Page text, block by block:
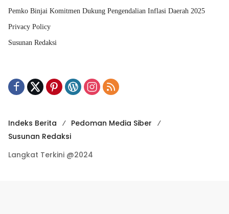
Pemko Binjai Komitmen Dukung Pengendalian Inflasi Daerah 2025
Privacy Policy
Susunan Redaksi
Indeks Berita
Pedoman Media Siber
Susunan Redaksi
Langkat Terkini @2024